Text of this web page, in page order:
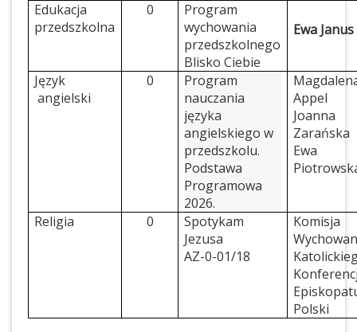
Edukacja
przedszkolna
0
Program
wychowania
przedszkolnego
Blisko Ciebie
Ewa Janus
Język
angielski
0
Program
nauczania
języka
angielskiego w
przedszkolu.
Podstawa
Programowa
2026.
Appel
Joanna
Zarańska
Ewa
Religia 0
Spotykam
Jezusa
AZ-0-01/18
Komisja
Polski